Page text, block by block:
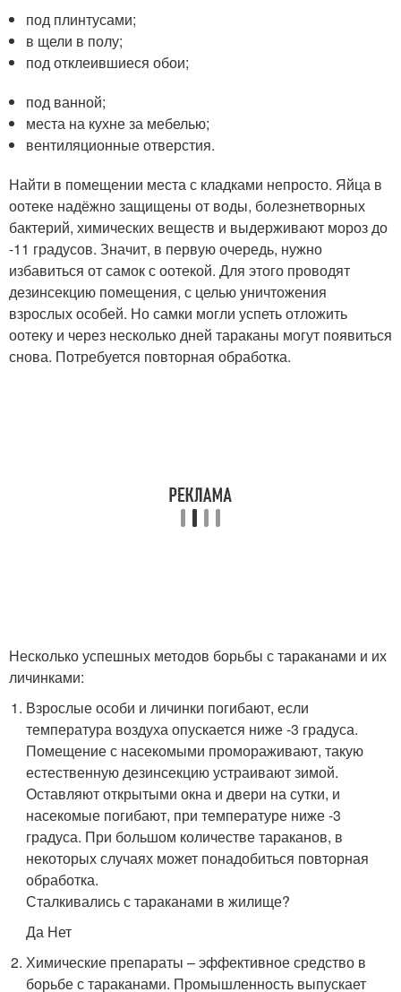
под плинтусами;
в щели в полу;
под отклеившиеся обои;
под ванной;
места на кухне за мебелью;
вентиляционные отверстия.
Найти в помещении места с кладками непросто. Яйца в
оотеке надёжно защищены от воды, болезнетворных
бактерий, химических веществ и выдерживают мороз до
-11 градусов. Значит, в первую очередь, нужно
избавиться от самок с оотекой. Для этого проводят
дезинсекцию помещения, с целью уничтожения
взрослых особей. Но самки могли успеть отложить
оотеку и через несколько дней тараканы могут появиться
снова. Потребуется повторная обработка.
Несколько успешных методов борьбы с тараканами и их
личинками:
Взрослые особи и личинки погибают, если
температура воздуха опускается ниже -3 градуса.
Помещение с насекомыми промораживают, такую
естественную дезинсекцию устраивают зимой.
Оставляют открытыми окна и двери на сутки, и
насекомые погибают, при температуре ниже -3
градуса. При большом количестве тараканов, в
некоторых случаях может понадобиться повторная
обработка.
Сталкивались с тараканами в жилище?
Да Нет
Химические препараты – эффективное средство в
борьбе с тараканами. Промышленность выпускает